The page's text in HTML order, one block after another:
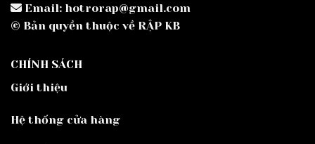
Email: hotrorap@gmail.com
© Bản quyền thuộc về RẬP KB
CHÍNH SÁCH
Giới thiệu
Hệ thống cửa hàng